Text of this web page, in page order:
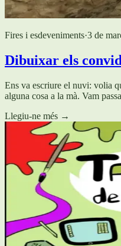
Fires i esdeveniments·3 de
Dibuixar els
Ens va escriure el nuvi: volia
alguna cosa a la mà. Vam
Llegiu-ne més →